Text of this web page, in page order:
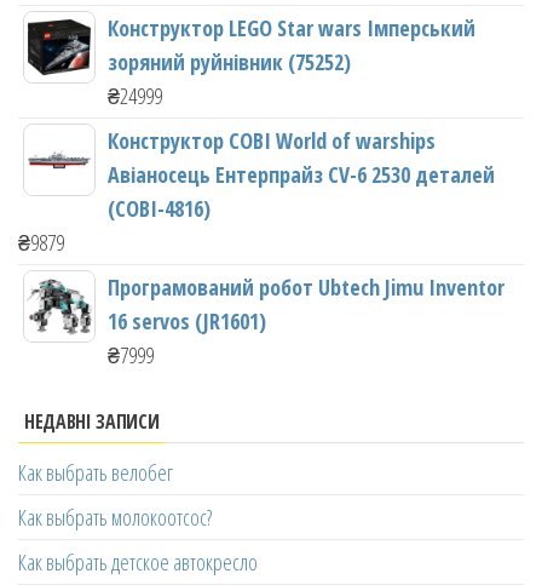
Конструктор LEGO Star wars Імперський
зоряний руйнівник (75252)
₴24999
Конструктор COBI World of warships
Авіаносець Ентерпрайз CV-6 2530 деталей
(COBI-4816)
₴9879
Програмований робот Ubtech Jimu Inventor
16 servos (JR1601)
₴7999
НЕДАВНІ ЗАПИСИ
Как выбрать велобег
Как выбрать молокоотсос?
Как выбрать детское автокресло